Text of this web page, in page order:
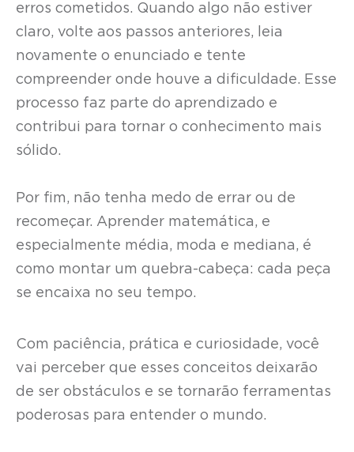
erros cometidos. Quando algo não estiver
claro, volte aos passos anteriores, leia
novamente o enunciado e tente
compreender onde houve a dificuldade. Esse
processo faz parte do aprendizado e
contribui para tornar o conhecimento mais
sólido.
Por fim, não tenha medo de errar ou de
recomeçar. Aprender matemática, e
especialmente média, moda e mediana, é
como montar um quebra-cabeça: cada peça
se encaixa no seu tempo.
Com paciência, prática e curiosidade, você
vai perceber que esses conceitos deixarão
de ser obstáculos e se tornarão ferramentas
poderosas para entender o mundo.